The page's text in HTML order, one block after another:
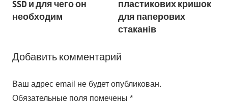
записям
SSD и для чего он
необходим
пластикових кришок
для паперових
стаканів
Добавить комментарий
Ваш адрес email не будет опубликован.
Обязательные поля помечены *